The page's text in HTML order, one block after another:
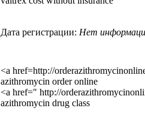
Дата регистрации: Нет
<a href=http://
azithromycin order online
<a href=" http://
azithromycin drug class